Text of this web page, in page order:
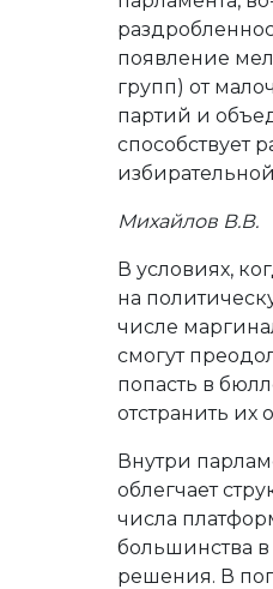
появление
групп) от
партий и
способствует
Михайлов В.В.
В условиях,
на
числе
смогут
попасть в
отстранить их
Внутри
облегчает
числа
большинства
решения. В